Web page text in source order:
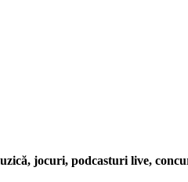
jocuri, podcasturi live,